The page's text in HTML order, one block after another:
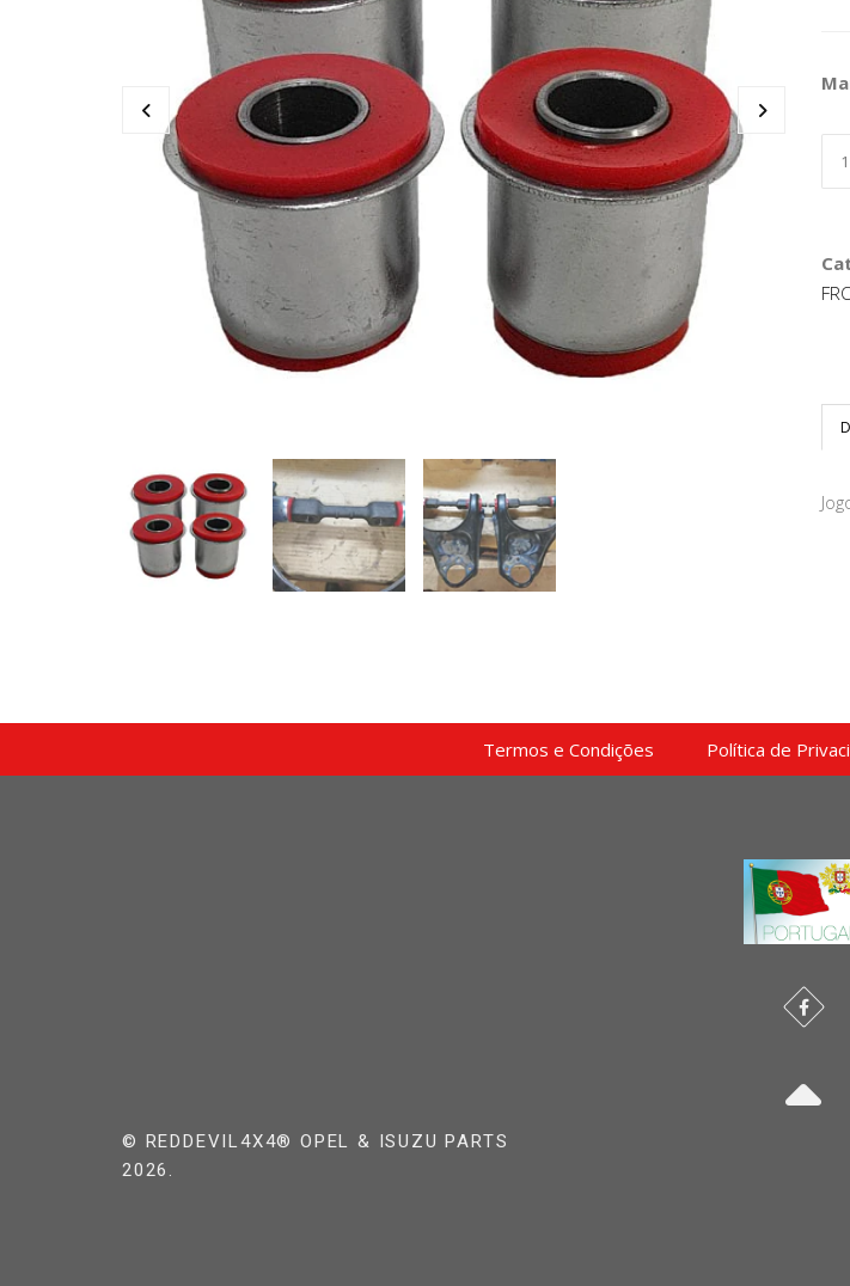
Termos e Condições Política de
© REDDEVIL4X4® OPEL & ISUZU PARTS
2026.